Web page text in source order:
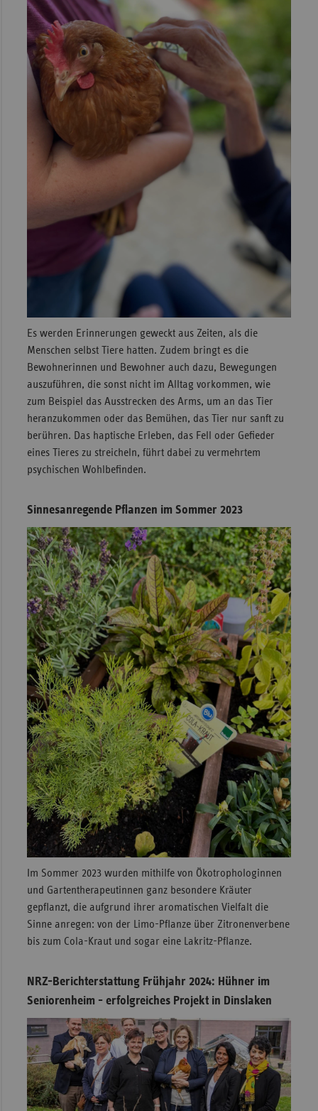
Es werden Erinnerungen geweckt aus Zeiten, als die
Menschen selbst Tiere hatten. Zudem bringt es die
Bewohnerinnen und Bewohner auch dazu, Bewegungen
auszuführen, die sonst nicht im Alltag vorkommen, wie
zum Beispiel das Ausstrecken des Arms, um an das Tier
heranzukommen oder das Bemühen, das Tier nur sanft zu
berühren. Das haptische Erleben, das Fell oder Gefieder
eines Tieres zu streicheln, führt dabei zu vermehrtem
psychischen Wohlbefinden.
Sinnesanregende Pflanzen im Sommer 2023
Im Sommer 2023 wurden mithilfe von Ökotrophologinnen
und Gartentherapeutinnen ganz besondere Kräuter
gepflanzt, die aufgrund ihrer aromatischen Vielfalt die
Sinne anregen: von der Limo-Pflanze über Zitronenverbene
bis zum Cola-Kraut und sogar eine Lakritz-Pflanze.
NRZ-Berichterstattung Frühjahr 2024: Hühner im
Seniorenheim - erfolgreiches Projekt in Dinslaken